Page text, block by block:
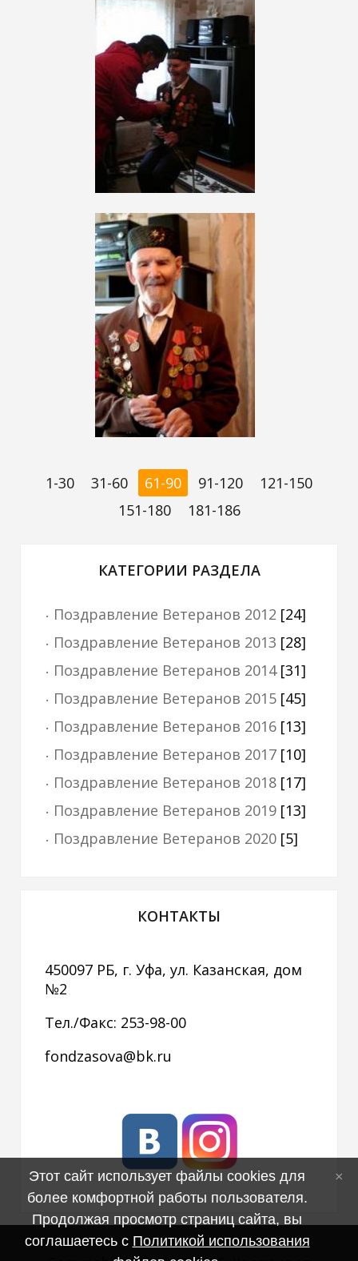
1-30 31-60 61-90 91-120
121-150
151-180
181-186
КАТЕГОРИИ РАЗДЕЛА
Поздравление Ветеранов 2012 [24]
Поздравление Ветеранов 2013 [28]
Поздравление Ветеранов 2014 [31]
Поздравление Ветеранов 2015 [45]
Поздравление Ветеранов 2016 [13]
Поздравление Ветеранов 2017 [10]
Поздравление Ветеранов 2018 [17]
Поздравление Ветеранов 2019 [13]
Поздравление Ветеранов 2020 [5]
КОНТАКТЫ
450097 РБ, г. Уфа, ул. Казанская, дом
№2
Тел./Факс: 253-98-00
fondzasova@bk.ru
Этот сайт использует файлы cookies для
более комфортной работы пользователя.
Продолжая просмотр страниц сайта, вы
соглашаетесь с Политикой использования